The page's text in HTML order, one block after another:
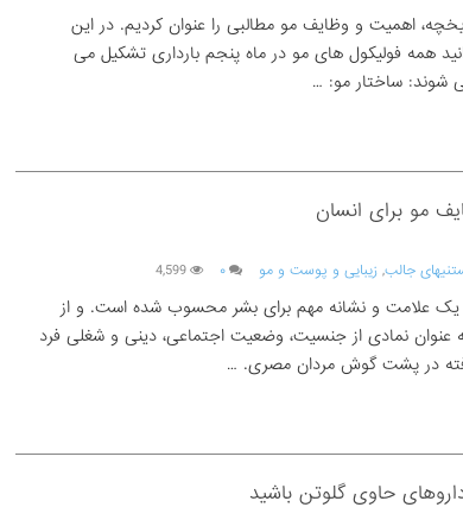
اهمیت و وظایف مو مطالبی را عنوان کردیم. در این
همه فولیکول های مو در ماه پنجم بارداری تشکیل می
شوند: ساختار مو: …
مو برای انسان
جالب, زیبایی و پوست و مو ۰ 4,599
یک علامت و نشانه مهم برای بشر محسوب شده است. و از
عنوان نمادی از جنسیت، وضعیت اجتماعی، دینی و شغلی فرد
در پشت گوش مردان مصری. …
حاوی گلوتن باشید